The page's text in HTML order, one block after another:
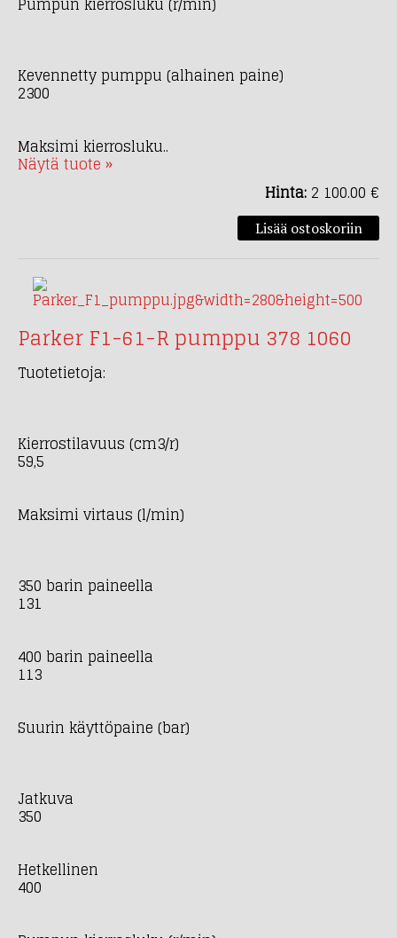
Kevennetty pumppu (alhainen paine)
2300
Maksimi kierrosluku..
Näytä tuote »
Hinta: 2 100.00 €
Parker F1-61-R pumppu 378 1060
Tuotetietoja:
Kierrostilavuus (cm3/r)
59,5
Maksimi virtaus (l/min)
350 barin paineella
131
400 barin paineella
113
Suurin käyttöpaine (bar)
Jatkuva
350
Hetkellinen
400